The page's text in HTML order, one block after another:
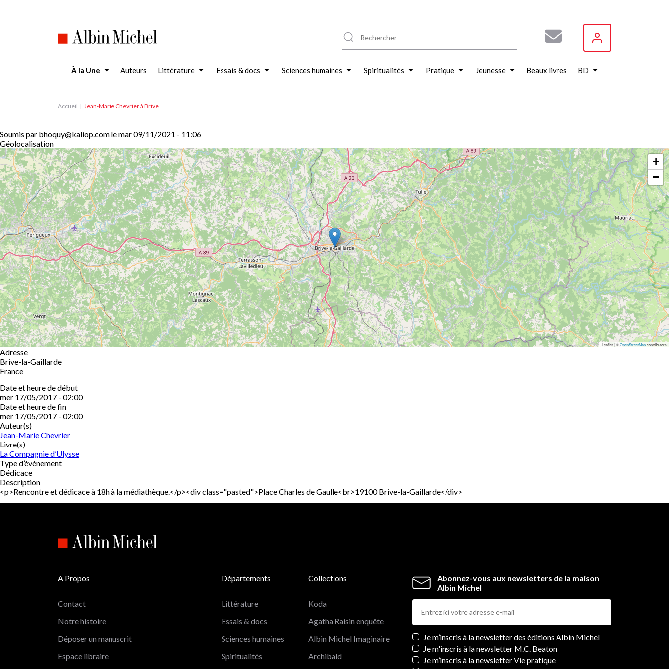
À la Une Auteurs Littérature Essais & docs Sciences humaines Spiritualités Pratique Jeunesse Beaux livres BD
Accueil Jean-Marie Chevrier à Brive
Soumis par bhoquy@kaliop.com lemar 09/11/2021 - 11:06
Géolocalisation
+
−
Leaflet | ©OpenStreetMapcontributors
Adresse
Brive-la-Gaillarde
France
Date et heure de début
mer 17/05/2017 - 02:00
Date et heure de fin
mer 17/05/2017 - 02:00
Auteur(s)
Jean-Marie Chevrier
Livre(s)
La Compagnie d’Ulysse
Type d’événement
Dédicace
Description
<p>Rencontre et dédicace à 18h à la médiathèque.</p><div class="pasted">Place Charles de Gaulle<br>19100 Brive-la-Gaillarde</div>
Abonnez-vous aux newsletters de la maison
Albin Michel
Newsletters
Je m’inscris à la newsletter des éditions Albin Michel
Je m'inscris à la newsletter M.C. Beaton
Je m’inscris à la newsletter Vie pratique
A Propos
Contact
Notre histoire
Déposer un manuscrit
Espace libraire
Départements
Littérature
Essais & docs
Sciences humaines
Spiritualités
Collections
Koda
Agatha Raisin enquête
Albin Michel Imaginaire
Archibald